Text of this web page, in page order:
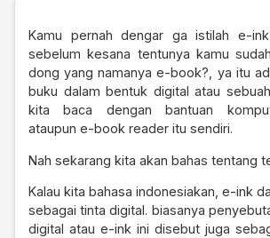
Kamu pernah dengar ga istilah e-
sebelum kesana tentunya kamu
dong yang namanya e-book?, ya itu
buku dalam bentuk digital atau
kita baca dengan bantuan
ataupun e-book reader itu sendiri.
Nah sekarang kita akan bahas tentang
Kalau kita bahasa indonesiakan, e-ink
sebagai tinta digital. biasanya
digital atau e-ink ini disebut juga